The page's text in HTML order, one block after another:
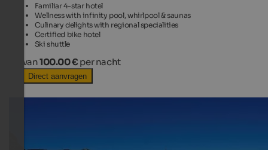
Familiar 4-star hotel
Wellness with infinity pool, whirlpool & saunas
Culinary delights with regional specialities
Certified bike hotel
Ski shuttle
van100.00 € per nacht
Direct aanvragen